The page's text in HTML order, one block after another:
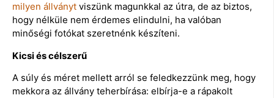
milyen állványt viszünk magunkkal az útra, de az biztos,
hogy nélküle nem érdemes elindulni, ha valóban
minőségi fotókat szeretnénk készíteni.
Kicsi és célszerű
A súly és méret mellett arról se feledkezzünk meg, hogy
mekkora az állvány teherbírása: elbírja-e a rápakolt